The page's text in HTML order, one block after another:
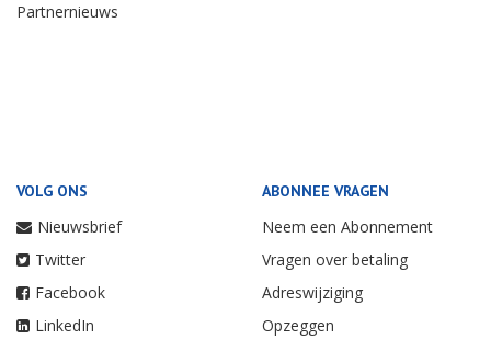
Partnernieuws
VOLG ONS
Nieuwsbrief
Twitter
Facebook
LinkedIn
ABONNEE VRAGEN
Neem een Abonnement
Vragen over betaling
Adreswijziging
Opzeggen